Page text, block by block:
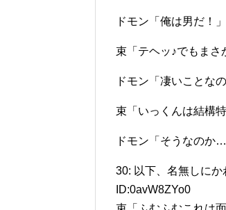
ドモン「俺は男だ！」
束「テヘッ♪でもまさ
ドモン「凄いことな
束「いっくんは結構
ドモン「そうなのか…
30: 以下、名無しに
ID:0avW8ZYo0